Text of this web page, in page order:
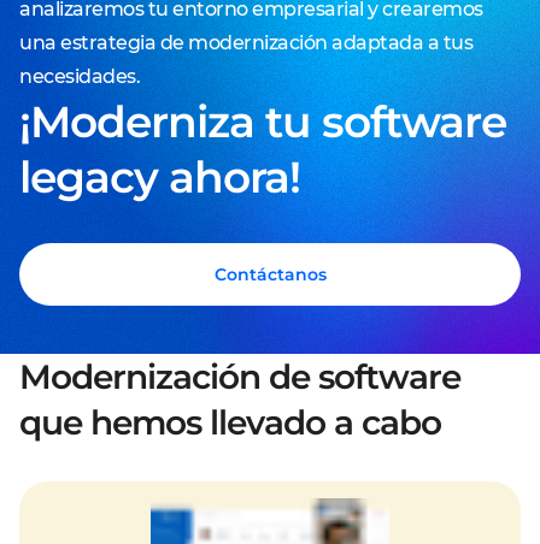
analizaremos tu entorno empresarial y crearemos
una estrategia de modernización adaptada a tus
necesidades.
¡Moderniza tu software
legacy ahora!
Contáctanos
Modernización de software
que hemos llevado a cabo